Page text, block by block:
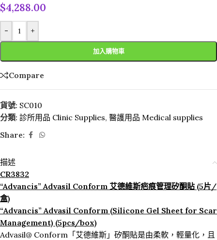
$4,288.00
- +
加入購物車
Compare
貨號: SC010
分類: 診所用品 Clinic Supplies, 醫護用品 Medical supplies
Share:
描述
CR3832
“Advancis” Advasil Conform 艾德維斯疤痕管理矽酮貼 (5片/
盒)
“Advancis” Advasil Conform (Silicone Gel Sheet for Scar
Management) (5pcs/box)
Advasil@ Conform「艾德維斯」矽酮貼是由柔軟，輕量化，且